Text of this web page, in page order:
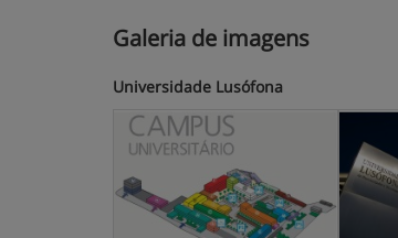
Galeria de imagens
Universidade Lusófona